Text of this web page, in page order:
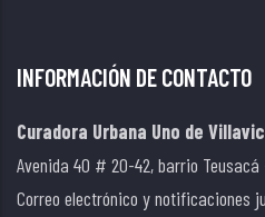
INFORMACIÓN DE CONTACTO
Curadora Urbana Uno de
Avenida 40 # 20-42, barrio
Correo electrónico y notificaciones